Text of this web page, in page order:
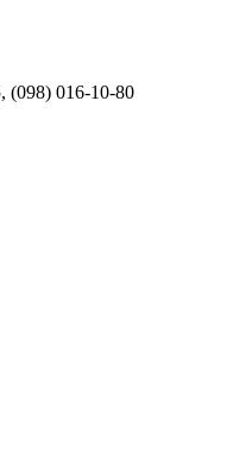
(098) 016-10-80